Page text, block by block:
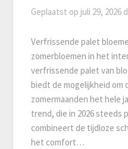
Geplaatst op juli 29, 2026
Verfrissende palet
zomerbloemen in het
verfrissende palet van
biedt de mogelijkheid om
zomermaanden het hele
trend, die in 2026 steeds
combineert de tijdloze
het comfort…